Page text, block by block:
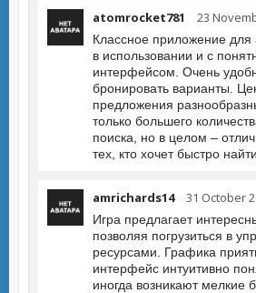
atomrocket781 23
Классное приложение
в использовании и с
интерфейсом. Очень
бронировать варианты.
предложения
только большего
поиска, но в целом –
тех, кто хочет быстро
amrichards14 31 October
Игра предлагает
позволяя погрузиться в
ресурсами. Графика
интерфейс интуитивно
иногда возникают мелкие